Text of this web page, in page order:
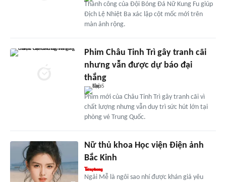
Thành công của Đội Bóng Đá Nữ Kung Fu giúp
Địch Lệ Nhiệt Ba xác lập cột mốc mới trên
màn ảnh rộng.
Phim Châu Tinh Trì gây tranh cãi
nhưng vẫn được dự báo đại
thắng
Phim mới của Châu Tinh Trì gây tranh cãi vì
chất lượng nhưng vẫn duy trì sức hút lớn tại
phòng vé Trung Quốc.
Nữ thủ khoa Học viện Điện ảnh
Bắc Kinh
Ngải Mễ là ngôi sao nhí được khán giả yêu